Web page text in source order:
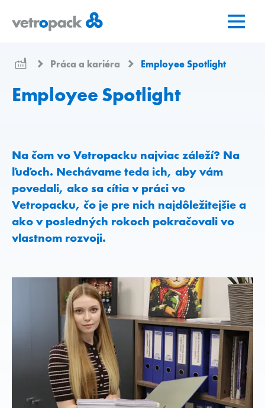
stránku
Práca a kariéra Employee Spotlight
Employee Spotlight
Na čom vo Vetropacku najviac záleží? Na
ľuďoch. Nechávame teda ich, aby vám
povedali, ako sa cítia v práci vo
Vetropacku, čo je pre nich najdôležitejšie a
ako v posledných rokoch pokračovali vo
vlastnom rozvoji.